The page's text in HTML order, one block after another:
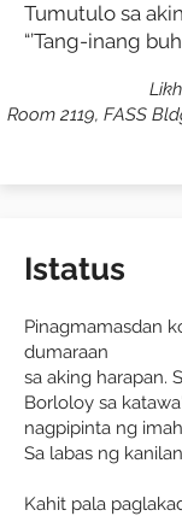
Tumutulo sa
“’Tang-inang
Room 2119, FASS
Istatus
Pinagmamasdan
dumaraan
sa aking harapan.
Borloloy sa
nagpipinta ng
Sa labas ng
Kahit pala